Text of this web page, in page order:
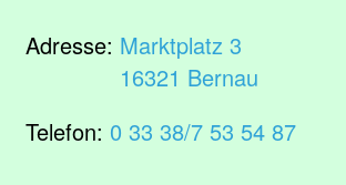
Adresse: Marktplatz 3
16321 Bernau
Telefon: 0 33 38/7 53 54 87